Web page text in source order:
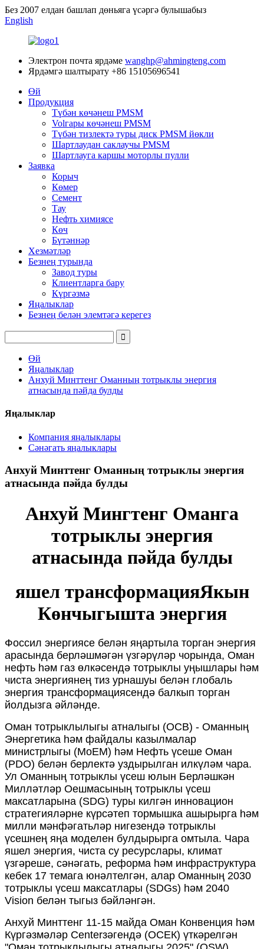
Без 2007 елдан башлап дөньяга үсәргә булышабыз
English
Электрон почта ярдәме wanghp@ahmingteng.com
Ярдәмгә шалтырату +86 15105696541
Өй
Продукция
Түбән көчәнеш PMSM
Volгары көчәнеш PMSM
Түбән тизлектә туры диск PMSM йөкли
Шартлаудан саклаучы PMSM
Шартлауга каршы моторлы пулли
Заявка
Корыч
Көмер
Cемент
Тау
Нефть химиясе
Көч
Бүтәннәр
Хезмәтләр
Безнең турында
Завод туры
Клиентларга бару
Күргәзмә
Яңалыклар
Безнең белән элемтәгә керегез
Өй
Яңалыклар
Анхуй Минттенг Оманның тотрыклы энергия
атнасында пәйда булды
Яңалыклар
Компания яңалыклары
Сәнәгать яңалыклары
Анхуй Минттенг Оманның тотрыклы энергия
атнасында пәйда булды
Анхуй Мингтенг Оманга
тотрыклы энергия
атнасында пәйда булды
яшел трансформацияЯкын
Көнчыгышта энергия
Фоссил энергиясе белән яңартыла торган энергия
арасында берләшмәгән үзгәрүләр чорында, Оман
нефть һәм газ өлкәсендә тотрыклы уңышлары һәм
чиста энергиянең тиз урнашуы белән глобаль
энергия трансформациясендә балкып торган
йолдызга әйләнде.
Оман тотрыклылыгы атналыгы (ОСВ) - Оманның
Энергетика һәм файдалы казылмалар
министрлыгы (MoEM) һәм Нефть үсеше Оман
(PDO) белән берлектә уздырылган илкүләм чара.
Ул Оманның тотрыклы үсеш юлын Берләшкән
Милләтләр Оешмасының тотрыклы үсеш
максатларына (SDG) туры килгән инновацион
стратегияләрне күрсәтеп тормышка ашырырга һәм
милли мәнфәгатьләр нигезендә тотрыклы
үсешнең яңа моделен булдырырга омтыла. Чара
яшел энергия, чиста су ресурслары, климат
үзгәреше, сәнәгать, реформа һәм инфраструктура
кебек 17 темага юнәлтелгән, алар Оманның 2030
тотрыклы үсеш максатлары (SDGs) һәм 2040
Vision белән тыгыз бәйләнгән.
Анхуй Минттенг 11-15 майда Оман Конвенция һәм
Күргәзмәләр Centerзәгендә (ОСЕК) үткәрелгән